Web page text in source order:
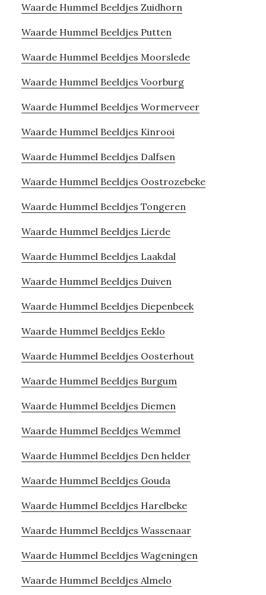
Waarde Hummel Beeldjes Zuidhorn
Waarde Hummel Beeldjes Putten
Waarde Hummel Beeldjes Moorslede
Waarde Hummel Beeldjes Voorburg
Waarde Hummel Beeldjes Wormerveer
Waarde Hummel Beeldjes Kinrooi
Waarde Hummel Beeldjes Dalfsen
Waarde Hummel Beeldjes Oostrozebeke
Waarde Hummel Beeldjes Tongeren
Waarde Hummel Beeldjes Lierde
Waarde Hummel Beeldjes Laakdal
Waarde Hummel Beeldjes Duiven
Waarde Hummel Beeldjes Diepenbeek
Waarde Hummel Beeldjes Eeklo
Waarde Hummel Beeldjes Oosterhout
Waarde Hummel Beeldjes Burgum
Waarde Hummel Beeldjes Diemen
Waarde Hummel Beeldjes Wemmel
Waarde Hummel Beeldjes Den helder
Waarde Hummel Beeldjes Gouda
Waarde Hummel Beeldjes Harelbeke
Waarde Hummel Beeldjes Wassenaar
Waarde Hummel Beeldjes Wageningen
Waarde Hummel Beeldjes Almelo